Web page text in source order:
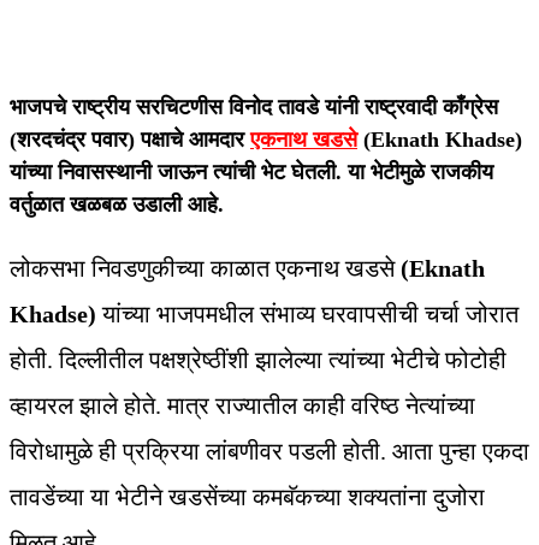
भाजपचे राष्ट्रीय सरचिटणीस विनोद तावडे यांनी राष्ट्रवादी काँग्रेस
(शरदचंद्र पवार) पक्षाचे आमदारएकनाथ खडसे (Eknath Khadse)
यांच्या निवासस्थानी जाऊन त्‍यांची भेट घेतली. या भेटीमुळे राजकीय
वर्तुळात खळबळ उडाली आहे.
लोकसभा निवडणुकीच्या काळात एकनाथ खडसे(Eknath
Khadse) यांच्या भाजपमधील संभाव्य घरवापसीची चर्चा जोरात
होती. दिल्लीतील पक्षश्रेष्ठींशी झालेल्या त्यांच्या भेटीचे फोटोही
व्हायरल झाले होते. मात्र राज्यातील काही वरिष्ठ नेत्यांच्या
विरोधामुळे ही प्रक्रिया लांबणीवर पडली होती. आता पुन्हा एकदा
तावडेंच्या या भेटीने खडसेंच्या कमबॅकच्या शक्यतांना दुजोरा